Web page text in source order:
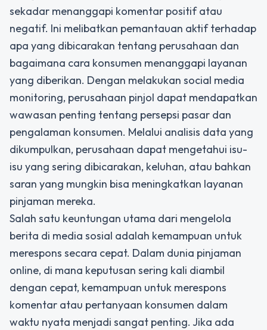
sekadar menanggapi komentar positif atau
negatif. Ini melibatkan pemantauan aktif terhadap
apa yang dibicarakan tentang perusahaan dan
bagaimana cara konsumen menanggapi layanan
yang diberikan. Dengan melakukan social media
monitoring, perusahaan pinjol dapat mendapatkan
wawasan penting tentang persepsi pasar dan
pengalaman konsumen. Melalui analisis data yang
dikumpulkan, perusahaan dapat mengetahui isu-
isu yang sering dibicarakan, keluhan, atau bahkan
saran yang mungkin bisa meningkatkan layanan
pinjaman mereka.
Salah satu keuntungan utama dari mengelola
berita di media sosial adalah kemampuan untuk
merespons secara cepat. Dalam dunia pinjaman
online, di mana keputusan sering kali diambil
dengan cepat, kemampuan untuk merespons
komentar atau pertanyaan konsumen dalam
waktu nyata menjadi sangat penting. Jika ada